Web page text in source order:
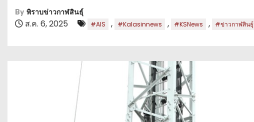
By พิราบข่าวกาฬสินธุ์
ส.ค. 6, 2025 #AIS , #Kalasinnews , #KSNews , #ข่าวกาฬสินธุ์